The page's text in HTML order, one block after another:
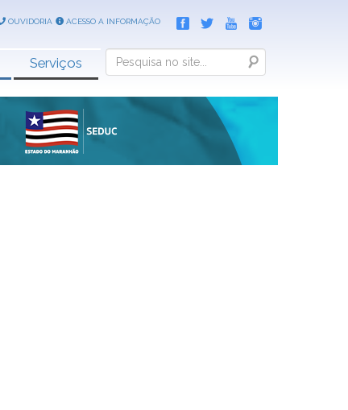
OUVIDORIA ACESSO A INFORMAÇÃO
Serviços Search